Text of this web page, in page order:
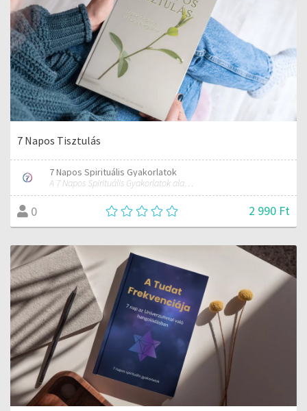
7 Napos Tisztulás
7 Napos Spirituális Gyakorlatok
A 7 Napos Spirituális Gyakorlatok alapítója és mentora.
0 2 990 Ft